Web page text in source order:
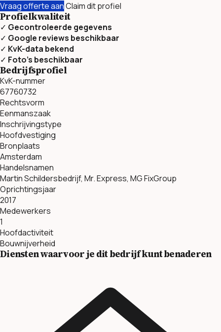
Vraag offerte aanClaim dit profiel
Profielkwaliteit
✓ Gecontroleerde gegevens
✓ Google reviews beschikbaar
✓ KvK-data bekend
✓ Foto’s beschikbaar
Bedrijfsprofiel
KvK-nummer
67760732
Rechtsvorm
Eenmanszaak
Inschrijvingstype
Hoofdvestiging
Bronplaats
Amsterdam
Handelsnamen
Martin Schildersbedrijf, Mr. Express, MG FixGroup
Oprichtingsjaar
2017
Medewerkers
1
Hoofdactiviteit
Bouwnijverheid
Diensten waarvoor je dit bedrijf kunt benaderen